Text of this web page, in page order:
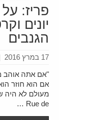
פריז:
יונים
הגנבים
17 במרץ 2016
"אם אתה אוהב
אם הוא חוזר
מעולם לא היה
Rue de …